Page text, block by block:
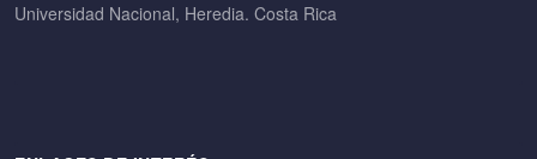
Universidad Nacional, Heredia. Costa Rica